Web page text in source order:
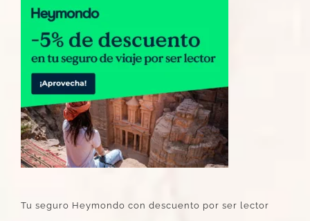
Tu seguro Heymondo con descuento por ser lector